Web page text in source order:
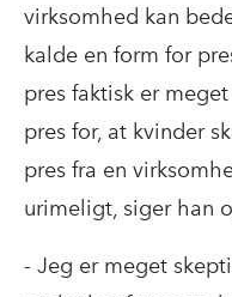
virksomhed kan
kalde en form for
pres faktisk er
pres for, at kvinder
pres fra en
urimeligt, siger han
- Jeg er meget